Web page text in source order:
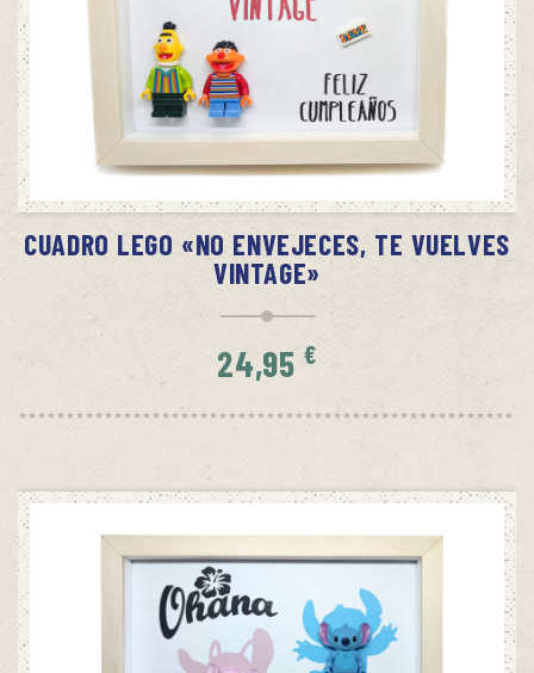
AÑADIR AL CARRITO
CUADRO LEGO «NO ENVEJECES, TE VUELVES
VINTAGE»
24,95€